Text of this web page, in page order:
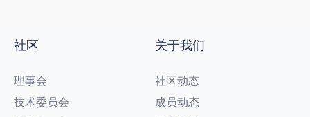
社区
理事会
技术委员会
关于我们
社区动态
成员动态